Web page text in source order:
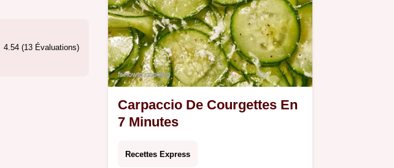
4.54 (13 Évaluations)
Carpaccio De Courgettes En
7 Minutes
Recettes Express